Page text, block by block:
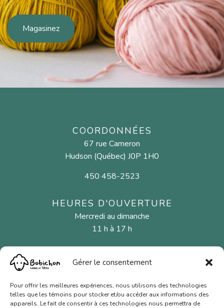
Gérer le consentement
Pour offrir les meilleures expériences, nous utilisons des technologies
telles que les témoins pour stocker et/ou accéder aux informations des
appareils. Le fait de consentir à ces technologies nous permettra de
Magasinez
COORDONNÉES
67 rue Cameron
Hudson (Québec) J0P 1H0
450 458-2523
HEURES D'OUVERTURE
Mercredi au dimanche
11 h à 17 h
MENU
Fibres naturelles
Aiguilles et crochets